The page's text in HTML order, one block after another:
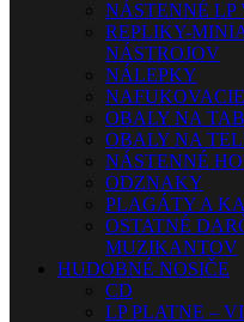
NÁSTENNÉ
REPLIKY-
NÁSTROJOV
NÁLEPKY
OBALY NA
OBALY NA
NÁSTENNÉ
ODZNAKY
PLAGÁTY A
OSTATNÉ
MUZIKANTOV
HUDOBNÉ NOSIČE
CD
LP PLATNE –